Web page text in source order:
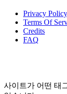
Privacy Policy
Terms Of
Credits
FAQ
사이트가 어떤 태